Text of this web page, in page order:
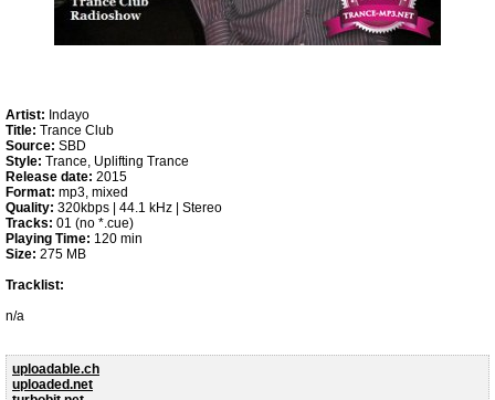
Artist: Indayo
Title: Trance Club
Source: SBD
Style: Trance, Uplifting Trance
Release date: 2015
Format: mp3, mixed
Quality: 320kbps | 44.1 kHz | Stereo
Tracks: 01 (no *.cue)
Playing Time: 120 min
Size: 275 MB
Tracklist:
n/a
uploadable.ch
uploaded.net